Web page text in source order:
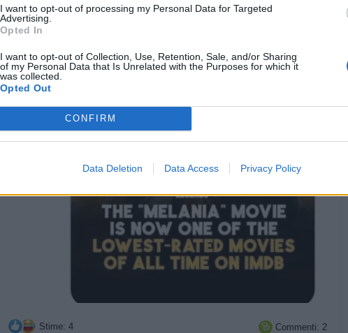
I want to opt-out of processing my Personal Data for Targeted
Advertising.
Opted In
I want to opt-out of Collection, Use, Retention, Sale, and/or Sharing
of my Personal Data that Is Unrelated with the Purposes for which it
was collected.
Opted Out
CONFIRM
Data Deletion Data Access Privacy Policy
Stime: 4  Commenti: 2